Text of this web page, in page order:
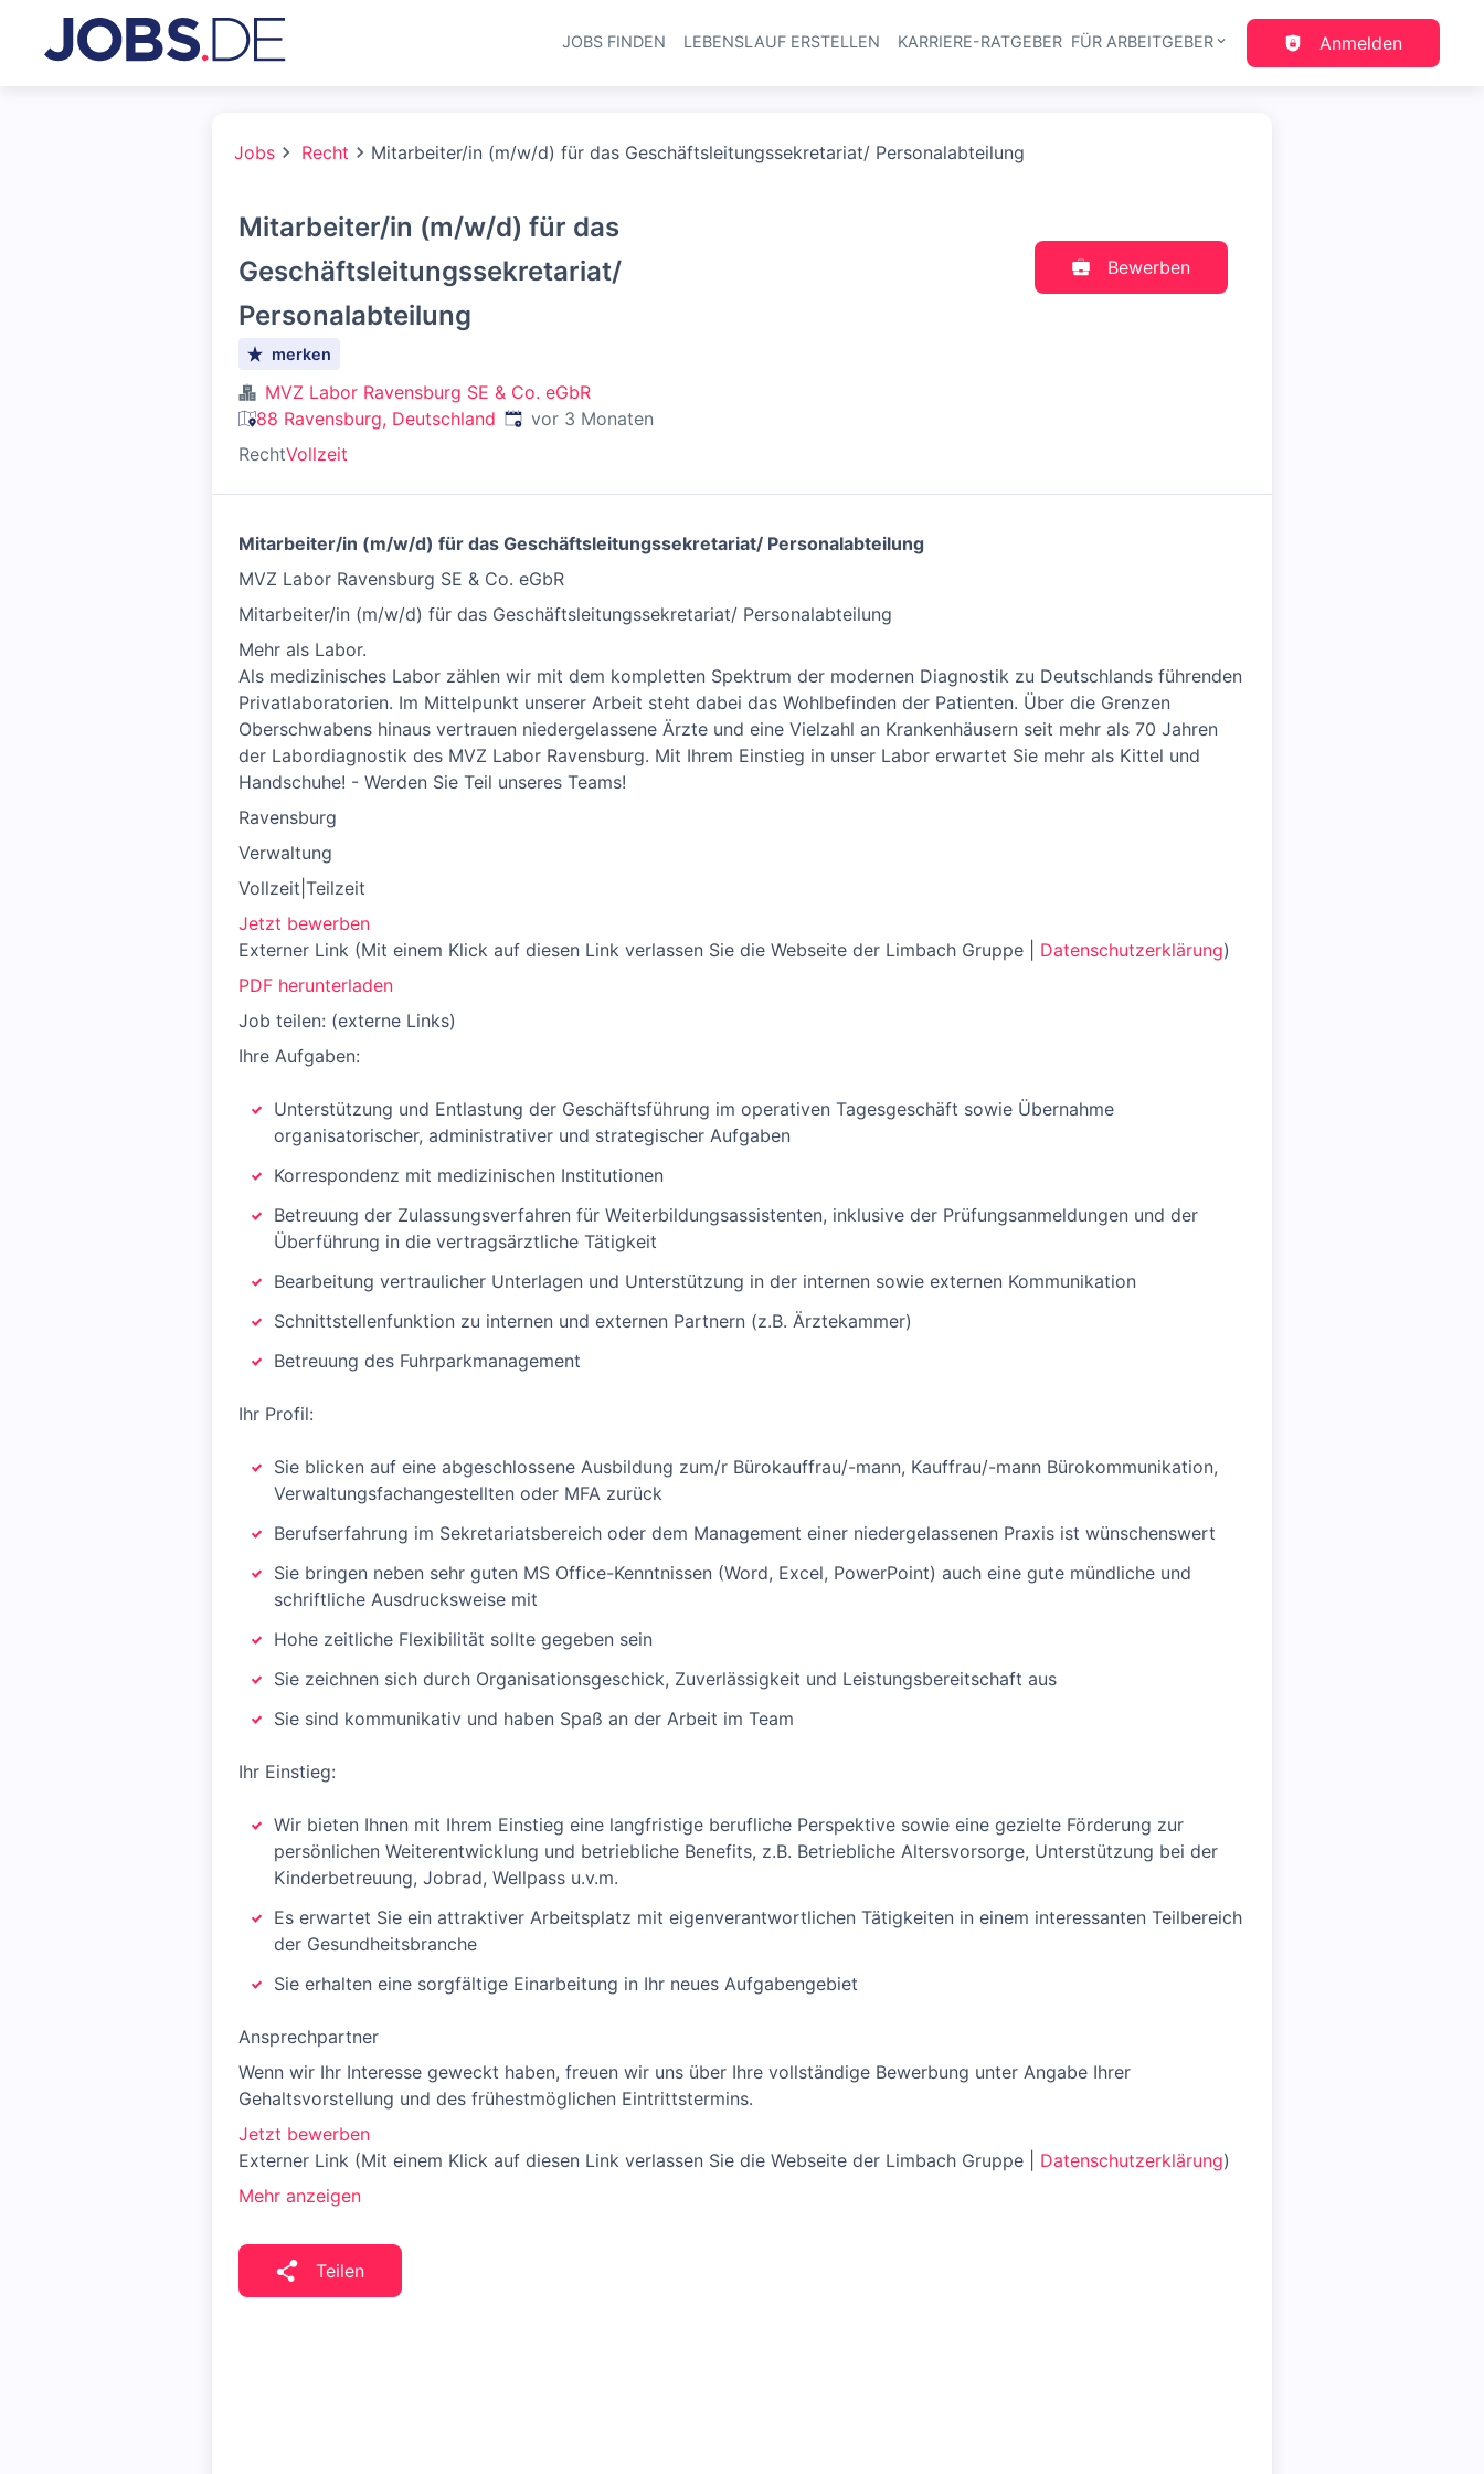
Haupt-Navigation
JOBS FINDEN LEBENSLAUF ERSTELLEN KARRIERE-RATGEBER FÜR ARBEITGEBER Anmelden
Jobs Recht Mitarbeiter/in (m/w/d) für das Geschäftsleitungssekretariat/ Personalabteilung
Mitarbeiter/in (m/w/d) für das
Geschäftsleitungssekretariat/
Personalabteilung
merken
MVZ Labor Ravensburg SE & Co. eGbR
88 Ravensburg, Deutschland Veröffentlicht:
vor 3 Monaten
RechtVollzeit
Bewerben
Mitarbeiter/in (m/w/d) für das Geschäftsleitungssekretariat/ Personalabteilung
MVZ Labor Ravensburg SE & Co. eGbR
Mitarbeiter/in (m/w/d) für das Geschäftsleitungssekretariat/ Personalabteilung
Mehr als Labor.
Als medizinisches Labor zählen wir mit dem kompletten Spektrum der modernen Diagnostik zu Deutschlands führenden
Privatlaboratorien. Im Mittelpunkt unserer Arbeit steht dabei das Wohlbefinden der Patienten. Über die Grenzen
Oberschwabens hinaus vertrauen niedergelassene Ärzte und eine Vielzahl an Krankenhäusern seit mehr als 70 Jahren
der Labordiagnostik des MVZ Labor Ravensburg. Mit Ihrem Einstieg in unser Labor erwartet Sie mehr als Kittel und
Handschuhe! - Werden Sie Teil unseres Teams!
Ravensburg
Verwaltung
Vollzeit|Teilzeit
Jetzt bewerben
Externer Link (Mit einem Klick auf diesen Link verlassen Sie die Webseite der Limbach Gruppe | Datenschutzerklärung)
PDF herunterladen
Job teilen: (externe Links)
Ihre Aufgaben:
Unterstützung und Entlastung der Geschäftsführung im operativen Tagesgeschäft sowie Übernahme
organisatorischer, administrativer und strategischer Aufgaben
Korrespondenz mit medizinischen Institutionen
Betreuung der Zulassungsverfahren für Weiterbildungsassistenten, inklusive der Prüfungsanmeldungen und der
Überführung in die vertragsärztliche Tätigkeit
Bearbeitung vertraulicher Unterlagen und Unterstützung in der internen sowie externen Kommunikation
Schnittstellenfunktion zu internen und externen Partnern (z.B. Ärztekammer)
Betreuung des Fuhrparkmanagement
Ihr Profil:
Sie blicken auf eine abgeschlossene Ausbildung zum/r Bürokauffrau/-mann, Kauffrau/-mann Bürokommunikation,
Verwaltungsfachangestellten oder MFA zurück
Berufserfahrung im Sekretariatsbereich oder dem Management einer niedergelassenen Praxis ist wünschenswert
Sie bringen neben sehr guten MS Office-Kenntnissen (Word, Excel, PowerPoint) auch eine gute mündliche und
schriftliche Ausdrucksweise mit
Hohe zeitliche Flexibilität sollte gegeben sein
Sie zeichnen sich durch Organisationsgeschick, Zuverlässigkeit und Leistungsbereitschaft aus
Sie sind kommunikativ und haben Spaß an der Arbeit im Team
Ihr Einstieg:
Wir bieten Ihnen mit Ihrem Einstieg eine langfristige berufliche Perspektive sowie eine gezielte Förderung zur
persönlichen Weiterentwicklung und betriebliche Benefits, z.B. Betriebliche Altersvorsorge, Unterstützung bei der
Kinderbetreuung, Jobrad, Wellpass u.v.m.
Es erwartet Sie ein attraktiver Arbeitsplatz mit eigenverantwortlichen Tätigkeiten in einem interessanten Teilbereich
der Gesundheitsbranche
Sie erhalten eine sorgfältige Einarbeitung in Ihr neues Aufgabengebiet
Ansprechpartner
Wenn wir Ihr Interesse geweckt haben, freuen wir uns über Ihre vollständige Bewerbung unter Angabe Ihrer
Gehaltsvorstellung und des frühestmöglichen Eintrittstermins.
Jetzt bewerben
Externer Link (Mit einem Klick auf diesen Link verlassen Sie die Webseite der Limbach Gruppe | Datenschutzerklärung)
Mehr anzeigen
Teilen